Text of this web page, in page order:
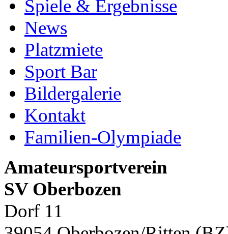
Spiele & Ergebnisse
News
Platzmiete
Sport Bar
Bildergalerie
Kontakt
Familien-Olympiade
Amateursportverein
SV Oberbozen
Dorf 11